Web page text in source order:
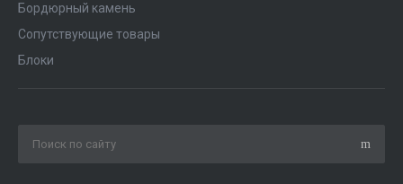
Бордюрный камень
Сопутствующие товары
Блоки